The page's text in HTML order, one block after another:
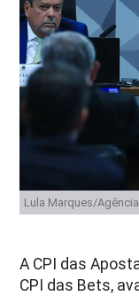
Lula Marques/
A CPI das
CPI das Bets,